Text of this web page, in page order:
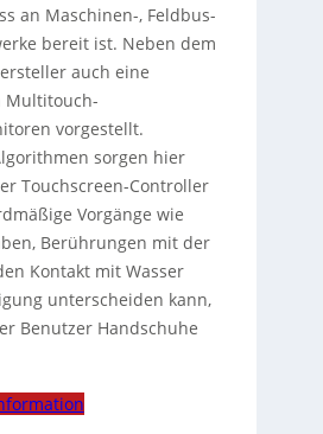
an Maschinen-, Feldbus-
bereit ist. Neben dem
auch eine
Multitouch-
vorgestellt.
sorgen hier
Touchscreen-Controller
Vorgänge wie
Berührungen mit der
Kontakt mit Wasser
unterscheiden kann,
Benutzer Handschuhe